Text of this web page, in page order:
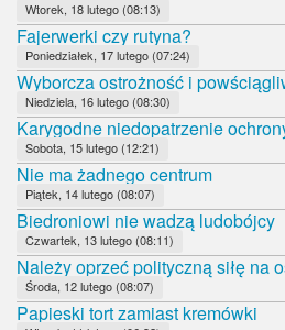
Wtorek, 18 lutego (08:13)
Fajerwerki czy rutyna?
Poniedziałek, 17 lutego (07:24)
Wyborcza ostrożność i
Niedziela, 16 lutego (08:30)
Karygodne niedopatrzenie
Sobota, 15 lutego (12:21)
Nie ma żadnego centrum
Piątek, 14 lutego (08:07)
Biedroniowi nie wadzą ludobójcy
Czwartek, 13 lutego (08:11)
Należy oprzeć polityczną siłę na
Środa, 12 lutego (08:07)
Papieski tort zamiast kremówki